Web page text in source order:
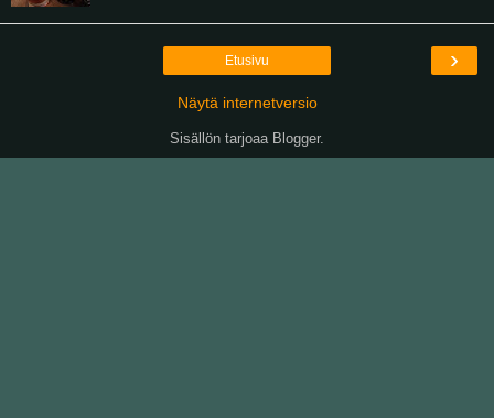
›
Etusivu
Näytä internetversio
Sisällön tarjoaa Blogger.